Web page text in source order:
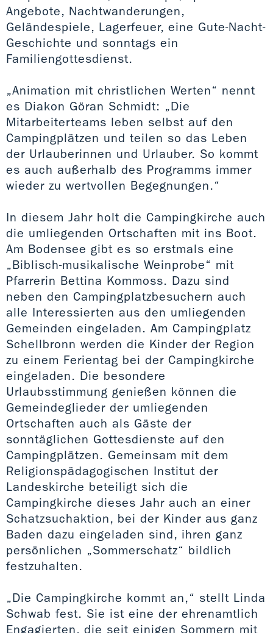
Angebote, Nachtwanderungen,
Geländespiele, Lagerfeuer, eine Gute-Nacht-
Geschichte und sonntags ein
Familiengottesdienst.
„Animation mit christlichen Werten“ nennt
es Diakon Göran Schmidt: „Die
Mitarbeiterteams leben selbst auf den
Campingplätzen und teilen so das Leben
der Urlauberinnen und Urlauber. So kommt
es auch außerhalb des Programms immer
wieder zu wertvollen Begegnungen.“
In diesem Jahr holt die Campingkirche auch
die umliegenden Ortschaften mit ins Boot.
Am Bodensee gibt es so erstmals eine
„Biblisch-musikalische Weinprobe“ mit
Pfarrerin Bettina Kommoss. Dazu sind
neben den Campingplatzbesuchern auch
alle Interessierten aus den umliegenden
Gemeinden eingeladen. Am Campingplatz
Schellbronn werden die Kinder der Region
zu einem Ferientag bei der Campingkirche
eingeladen. Die besondere
Urlaubsstimmung genießen können die
Gemeindeglieder der umliegenden
Ortschaften auch als Gäste der
sonntäglichen Gottesdienste auf den
Campingplätzen. Gemeinsam mit dem
Religionspädagogischen Institut der
Landeskirche beteiligt sich die
Campingkirche dieses Jahr auch an einer
Schatzsuchaktion, bei der Kinder aus ganz
Baden dazu eingeladen sind, ihren ganz
persönlichen „Sommerschatz“ bildlich
festzuhalten.
„Die Campingkirche kommt an,“ stellt Linda
Schwab fest. Sie ist eine der ehrenamtlich
Engagierten, die seit einigen Sommern mit